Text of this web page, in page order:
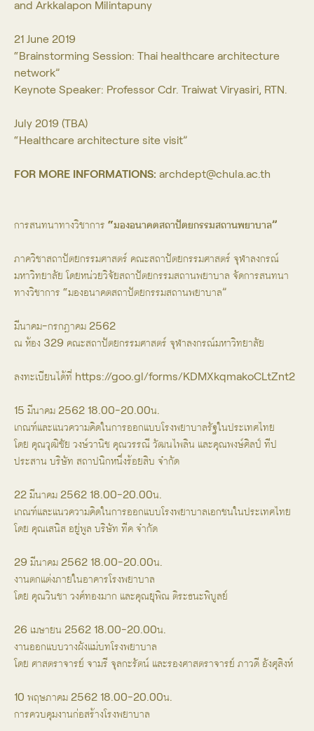
and Arkkalapon Milintapuny
21 June 2019
“Brainstorming Session: Thai healthcare architecture
network”
Keynote Speaker: Professor Cdr. Traiwat Viryasiri, RTN.
July 2019 (TBA)
“Healthcare architecture site visit”
FOR MORE INFORMATIONS: archdept@chula.ac.th
การสนทนาทางวิชาการ “มองอนาคตสถาปัตยกรรมสถานพยาบาล”
ภาควิชาสถาปัตยกรรมศาสตร์ คณะสถาปัตยกรรมศาสตร์ จุฬาลงกรณ์
มหาวิทยาลัย โดยหน่วยวิจัยสถาปัตยกรรมสถานพยาบาล จัดการสนทนา
ทางวิชาการ “มองอนาคตสถาปัตยกรรมสถานพยาบาล”
มีนาคม-กรกฎาคม 2562
ณ ห้อง 329 คณะสถาปัตยกรรมศาสตร์ จุฬาลงกรณ์มหาวิทยาลัย
ลงทะเบียนได้ที่ https://goo.gl/forms/KDMXkqmakoCLtZnt2
15 มีนาคม 2562 18.00-20.00น.
เกณฑ์และแนวความคิดในการออกแบบโรงพยาบาลรัฐในประเทศไทย
โดย คุณวุฒิชัย วงษ์วานิช คุณวรรณี วัฒนไพลิน และคุณพงษ์ศิลป์ ทีป
ประสาน บริษัท สถาปนิกหนึ่งร้อยสิบ จำกัด
22 มีนาคม 2562 18.00-20.00น.
เกณฑ์และแนวความคิดในการออกแบบโรงพยาบาลเอกชนในประเทศไทย
โดย คุณเสนิส อยู่พูล บริษัท ทีค จำกัด
29 มีนาคม 2562 18.00-20.00น.
งานตกแต่งภายในอาคารโรงพยาบาล
โดย คุณวินชา วงศ์ทองมาก และคุณยุพิณ ติระธนะพิบูลย์
26 เมษายน 2562 18.00-20.00น.
งานออกแบบวางผังแม่บทโรงพยาบาล
โดย ศาสตราจารย์ จามรี จุลกะรัตน์ และรองศาสตราจารย์ ภาวดี อังศุสิงห์
10 พฤษภาคม 2562 18.00-20.00น.
การควบคุมงานก่อสร้างโรงพยาบาล